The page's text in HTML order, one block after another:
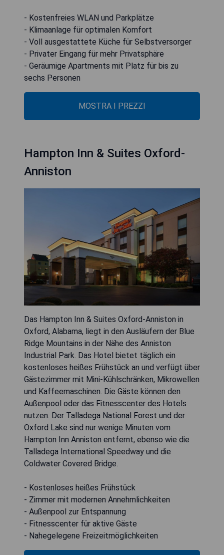
- Kostenfreies WLAN und Parkplätze
- Klimaanlage für optimalen Komfort
- Voll ausgestattete Küche für Selbstversorger
- Privater Eingang für mehr Privatsphäre
- Geräumige Apartments mit Platz für bis zu
sechs Personen
MOSTRA I PREZZI
Hampton Inn & Suites Oxford-
Anniston
Das Hampton Inn & Suites Oxford-Anniston in
Oxford, Alabama, liegt in den Ausläufern der Blue
Ridge Mountains in der Nähe des Anniston
Industrial Park. Das Hotel bietet täglich ein
kostenloses heißes Frühstück an und verfügt über
Gästezimmer mit Mini-Kühlschränken, Mikrowellen
und Kaffeemaschinen. Die Gäste können den
Außenpool oder das Fitnesscenter des Hotels
nutzen. Der Talladega National Forest und der
Oxford Lake sind nur wenige Minuten vom
Hampton Inn Anniston entfernt, ebenso wie die
Talladega International Speedway und die
Coldwater Covered Bridge.
- Kostenloses heißes Frühstück
- Zimmer mit modernen Annehmlichkeiten
- Außenpool zur Entspannung
- Fitnesscenter für aktive Gäste
- Nahegelegene Freizeitmöglichkeiten